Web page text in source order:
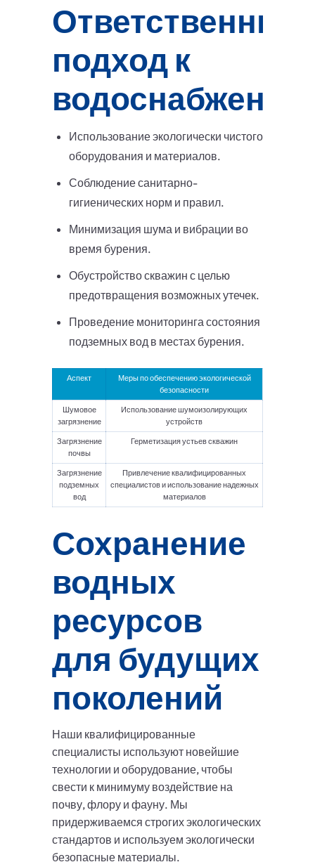
Ответственный
подход к
водоснабжению
Использование экологически чистого
оборудования и материалов.
Соблюдение санитарно-
гигиенических норм и правил.
Минимизация шума и вибрации во
время бурения.
Обустройство скважин с целью
предотвращения возможных утечек.
Проведение мониторинга состояния
подземных вод в местах бурения.
Аспект
Меры по обеспечению экологической
безопасности
Шумовое
загрязнение
Использование шумоизолирующих
устройств
Загрязнение
почвы
Герметизация устьев скважин
Загрязнение
подземных
вод
Привлечение квалифицированных
специалистов и использование надежных
материалов
Сохранение
водных
ресурсов
для будущих
поколений
Наши квалифицированные
специалисты используют новейшие
технологии и оборудование, чтобы
свести к минимуму воздействие на
почву, флору и фауну. Мы
придерживаемся строгих экологических
стандартов и используем экологически
безопасные материалы.